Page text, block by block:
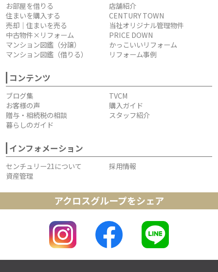
お部屋を借りる
店舗紹介
住まいを購入する
CENTURY TOWN
売却｜住まいを売る
当社オリジナル管理物件
中古物件×リフォーム
PRICE DOWN
マンション図鑑（分譲）
かっこいいリフォーム
マンション図鑑（借りる）
リフォーム事例
コンテンツ
ブログ集
TVCM
お客様の声
購入ガイド
贈与・相続税の相談
スタッフ紹介
暮らしのガイド
インフォメーション
センチュリー21について
採用情報
資産管理
アクロスグループをシェア